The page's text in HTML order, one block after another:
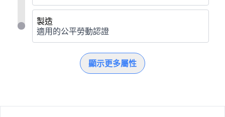
製造
適用的公平勞動認證
顯示更多屬性